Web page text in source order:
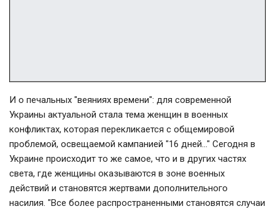
И о печальных "веяниях времени": для современной
Украины актуальной стала тема женщин в военных
конфликтах, которая перекликается с общемировой
проблемой, освещаемой кампанией "16 дней…" Сегодня в
Украине происходит то же самое, что и в других частях
света, где женщины оказываются в зоне военных
действий и становятся жертвами дополнительного
насилия. "Все более распространенными становятся случаи